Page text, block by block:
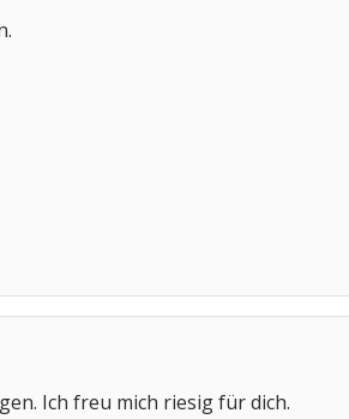
Ich freu mich riesig für dich.